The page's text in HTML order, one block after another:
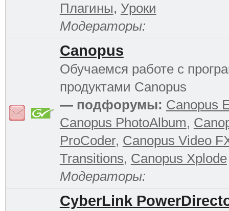
Плагины, Уроки
Модераторы:
Canopus
Обучаемся работе с
продуктами Canopus
— подфорумы: Canopus
Canopus PhotoAlbum,
ProCoder, Canopus Video
Transitions, Canopus Xplode
Модераторы:
CyberLink